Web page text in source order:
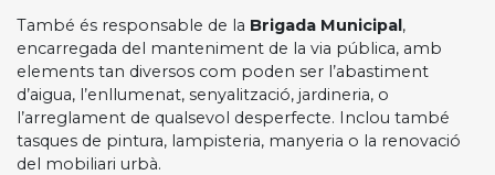
També és responsable de la Brigada Municipal,
encarregada del manteniment de la via pública, amb
elements tan diversos com poden ser l’abastiment
d’aigua, l’enllumenat, senyalització, jardineria, o
l’arreglament de qualsevol desperfecte. Inclou també
tasques de pintura, lampisteria, manyeria o la renovació
del mobiliari urbà.